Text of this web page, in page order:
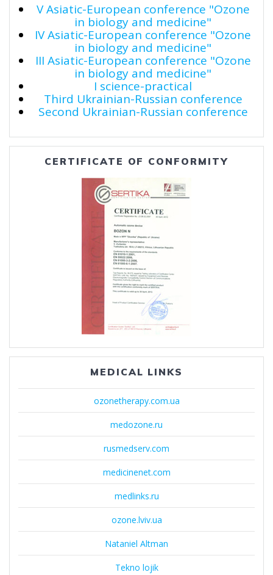
V Asiatic-European conference "Ozone
in biology and medicine"
IV Asiatic-European conference "Ozone
in biology and medicine"
III Asiatic-European conference "Ozone
in biology and medicine"
I science-practical
Third Ukrainian-Russian conference
Second Ukrainian-Russian conference
CERTIFICATE OF CONFORMITY
MEDICAL LINKS
ozonetherapy.com.ua
medozone.ru
rusmedserv.com
medicinenet.com
medlinks.ru
ozone.lviv.ua
Nataniel Altman
Tekno lojik